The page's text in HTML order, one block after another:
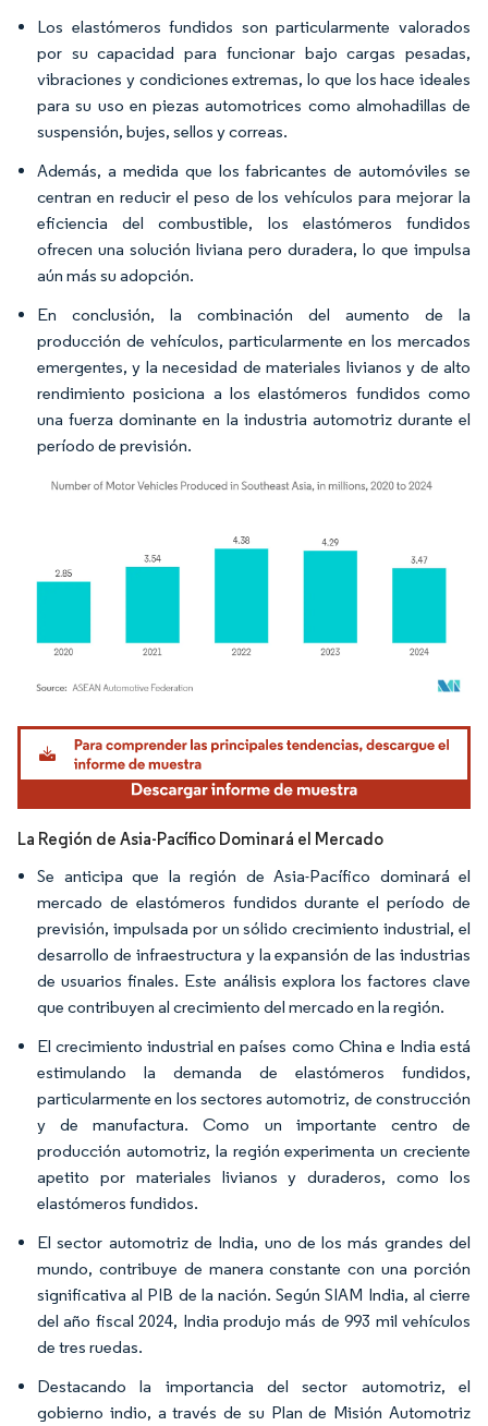
Los elastómeros fundidos son particularmente valorados
por su capacidad para funcionar bajo cargas pesadas,
vibraciones y condiciones extremas, lo que los hace ideales
para su uso en piezas automotrices como almohadillas de
suspensión, bujes, sellos y correas.
Además, a medida que los fabricantes de automóviles se
centran en reducir el peso de los vehículos para mejorar la
eficiencia del combustible, los elastómeros fundidos
ofrecen una solución liviana pero duradera, lo que impulsa
aún más su adopción.
En conclusión, la combinación del aumento de la
producción de vehículos, particularmente en los mercados
emergentes, y la necesidad de materiales livianos y de alto
rendimiento posiciona a los elastómeros fundidos como
una fuerza dominante en la industria automotriz durante el
período de previsión.
Imagen © Mordor Intelligence. El uso requiere atribución según CC BY 4.0.
La Región de Asia-Pacífico Dominará el Mercado
Se anticipa que la región de Asia-Pacífico dominará el
mercado de elastómeros fundidos durante el período de
previsión, impulsada por un sólido crecimiento industrial, el
desarrollo de infraestructura y la expansión de las industrias
de usuarios finales. Este análisis explora los factores clave
que contribuyen al crecimiento del mercado en la región.
El crecimiento industrial en países como China e India está
estimulando la demanda de elastómeros fundidos,
particularmente en los sectores automotriz, de construcción
y de manufactura. Como un importante centro de
producción automotriz, la región experimenta un creciente
apetito por materiales livianos y duraderos, como los
elastómeros fundidos.
El sector automotriz de India, uno de los más grandes del
mundo, contribuye de manera constante con una porción
significativa al PIB de la nación. Según SIAM India, al cierre
del año fiscal 2024, India produjo más de 993 mil vehículos
de tres ruedas.
Destacando la importancia del sector automotriz, el
gobierno indio, a través de su Plan de Misión Automotriz